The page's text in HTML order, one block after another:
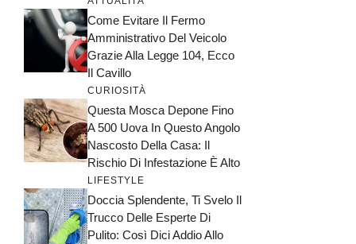
Come Evitare Il Fermo
Amministrativo Del Veicolo
Grazie Alla Legge 104, Ecco
Il Cavillo
CURIOSITÀ
Questa Mosca Depone Fino
A 500 Uova In Questo Angolo
Nascosto Della Casa: Il
Rischio Di Infestazione È Alto
LIFESTYLE
Doccia Splendente, Ti Svelo Il
Trucco Delle Esperte Di
Pulito: Così Dici Addio Allo